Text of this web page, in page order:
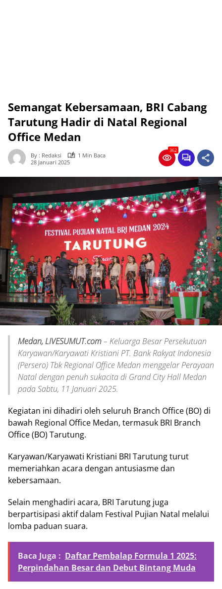
Semangat Kebersamaan, BRI Cabang
Tarutung Hadir di Natal Regional
Office Medan
By : Redaksi
1 Min Baca
28 Januari 2025
362
Medan, LIVESUMUT.com– Keluarga Besar Persekutuan
Karyawan/Karyawati Kristiani PT. Bank Rakyat Indonesia
(Persero) Tbk Regional Office Medan menggelar Perayaan
Natal dengan penuh sukacita di Grand City Hall Medan
pada Sabtu, 11 Januari 2025.
Kegiatan ini dihadiri oleh seluruh Branch Office (BO) di
bawah Regional Office Medan, termasuk BRI Branch
Office (BO) Tarutung.
Karyawan/Karyawati Kristiani BRI Tarutung turut
memeriahkan acara dengan antusiasme dan
kebersamaan.
Selain menghadiri acara, BRI Tarutung juga
berpartisipasi aktif dalam Festival Pujian Natal melalui
lomba paduan suara.
Baca Juga : Daftar Pembalap Formula 1 2025:
Perpindahan Besar dan Debut Bintang Muda